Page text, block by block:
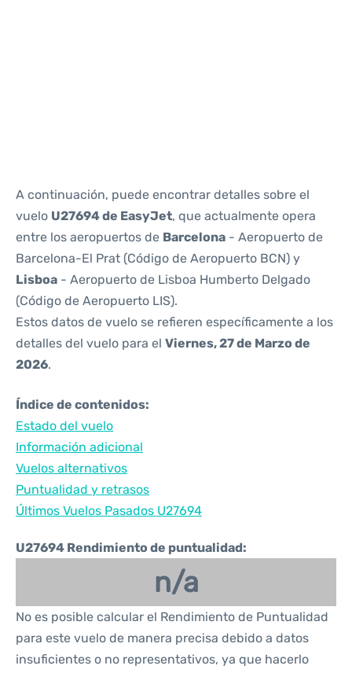
A continuación, puede encontrar detalles sobre el
vuelo U27694 de EasyJet, que actualmente opera
entre los aeropuertos de Barcelona - Aeropuerto de
Barcelona-El Prat (Código de Aeropuerto BCN) y
Lisboa - Aeropuerto de Lisboa Humberto Delgado
(Código de Aeropuerto LIS).
Estos datos de vuelo se refieren específicamente a los
detalles del vuelo para el Viernes, 27 de Marzo de
2026.
Índice de contenidos:
Estado del vuelo
Información adicional
Vuelos alternativos
Puntualidad y retrasos
Últimos Vuelos Pasados U27694
U27694 Rendimiento de puntualidad:
n/a
No es posible calcular el Rendimiento de Puntualidad
para este vuelo de manera precisa debido a datos
insuficientes o no representativos, ya que hacerlo